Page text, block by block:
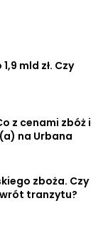
mld zł. Czy
z cenami zbóż i
na Urbana
zboża. Czy
tranzytu?